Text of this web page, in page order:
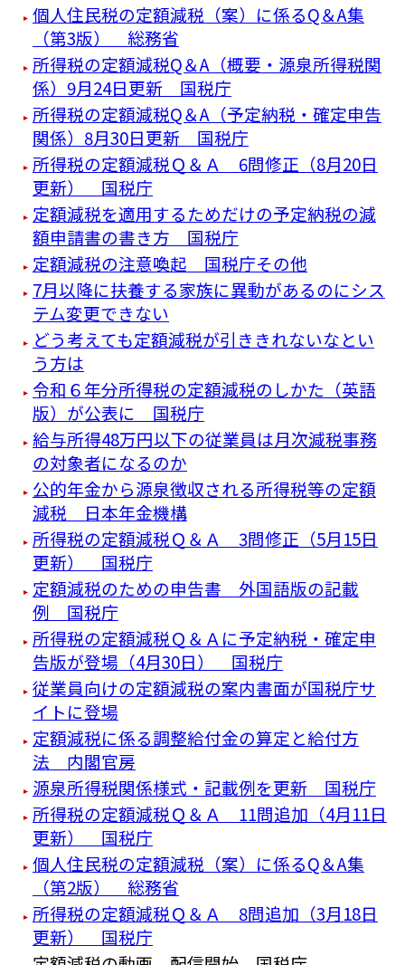
個人住民税の定額減税（案）に係るQ＆A集
（第3版） 総務省
所得税の定額減税Q＆A（概要・源泉所得税関
係）9月24日更新 国税庁
所得税の定額減税Q＆A（予定納税・確定申告
関係）8月30日更新 国税庁
所得税の定額減税Ｑ＆Ａ 6問修正（8月20日
更新） 国税庁
定額減税を適用するためだけの予定納税の減
額申請書の書き方 国税庁
定額減税の注意喚起 国税庁その他
7月以降に扶養する家族に異動があるのにシス
テム変更できない
どう考えても定額減税が引ききれないなとい
う方は
令和６年分所得税の定額減税のしかた（英語
版）が公表に 国税庁
給与所得48万円以下の従業員は月次減税事務
の対象者になるのか
公的年金から源泉徴収される所得税等の定額
減税 日本年金機構
所得税の定額減税Ｑ＆Ａ 3問修正（5月15日
更新） 国税庁
定額減税のための申告書 外国語版の記載
例 国税庁
所得税の定額減税Ｑ＆Ａに予定納税・確定申
告版が登場（4月30日） 国税庁
従業員向けの定額減税の案内書面が国税庁サ
イトに登場
定額減税に係る調整給付金の算定と給付方
法 内閣官房
源泉所得税関係様式・記載例を更新 国税庁
所得税の定額減税Ｑ＆Ａ 11問追加（4月11日
更新） 国税庁
個人住民税の定額減税（案）に係るQ＆A集
（第2版） 総務省
所得税の定額減税Ｑ＆Ａ 8問追加（3月18日
更新） 国税庁